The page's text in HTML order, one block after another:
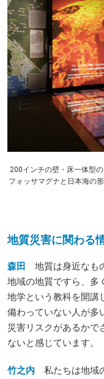
200インチの壁・床一体型
フォッサマグナと日本海の
地質災害に関わ
森田
地質は身近なも
地域の地質ですら、多
地学という教科を開講
備わっていない人が多
災害リスクがあるかで
ないと感じています。
竹之内
私たちは地域